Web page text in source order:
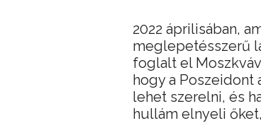
2022 áprilisában,
meglepetésszerű
foglalt el
hogy a Poszeidont
lehet szerelni, és
hullám elnyeli